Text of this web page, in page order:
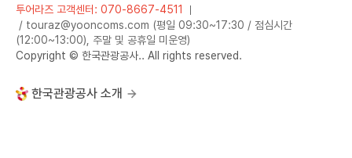
투어라즈 고객센터: 070-8667-4511
/ touraz@yooncoms.com (평일 09:30~17:30 / 점심시간
(12:00~13:00), 주말 및 공휴일 미운영)
Copyright © 한국관광공사.. All rights reserved.
한국관광공사 소개